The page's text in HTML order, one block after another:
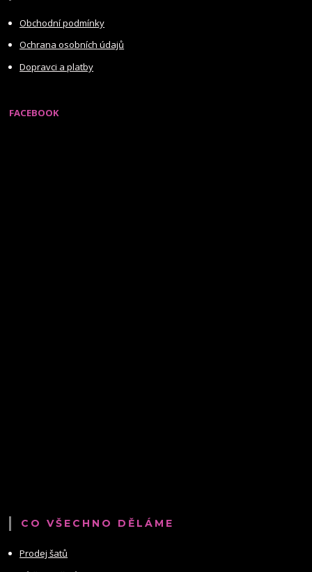
Obchodní podmínky
Ochrana osobních údajů
Dopravci a platby
FACEBOOK
CO VŠECHNO DĚLÁME
Prodej šatů